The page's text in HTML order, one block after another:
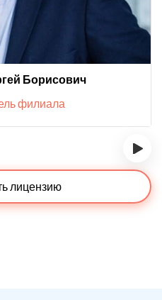
Борисович
филиала
›
лицензию